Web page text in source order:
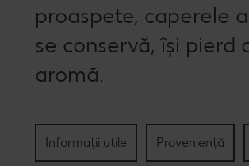
proaspete, caperele
se conservă, își
aromă.
Informații utile Proveniență